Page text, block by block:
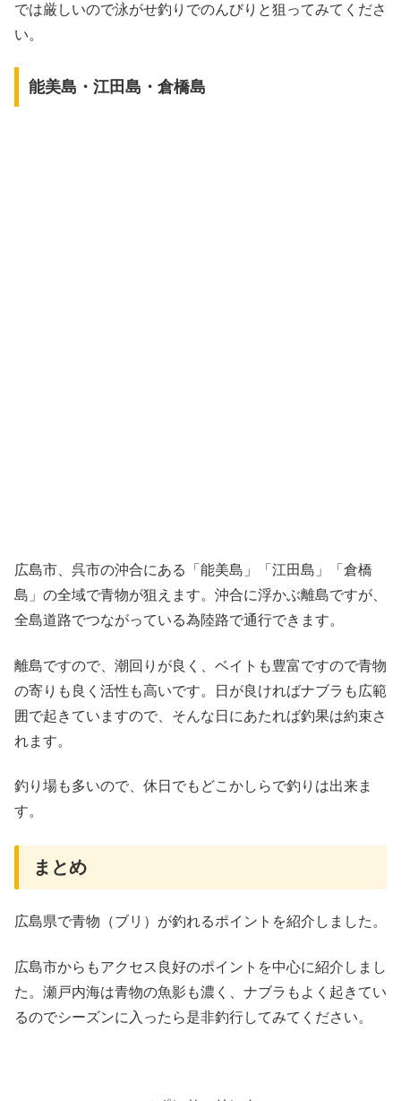
では厳しいので泳がせ釣りでのんびりと狙ってみてくださ
い。
能美島・江田島・倉橋島
広島市、呉市の沖合にある「能美島」「江田島」「倉橋
島」の全域で青物が狙えます。沖合に浮かぶ離島ですが、
全島道路でつながっている為陸路で通行できます。
離島ですので、潮回りが良く、ベイトも豊富ですので青物
の寄りも良く活性も高いです。日が良ければナブラも広範
囲で起きていますので、そんな日にあたれば釣果は約束さ
れます。
釣り場も多いので、休日でもどこかしらで釣りは出来ま
す。
まとめ
広島県で青物（ブリ）が釣れるポイントを紹介しました。
広島市からもアクセス良好のポイントを中心に紹介しまし
た。瀬戸内海は青物の魚影も濃く、ナブラもよく起きてい
るのでシーズンに入ったら是非釣行してみてください。